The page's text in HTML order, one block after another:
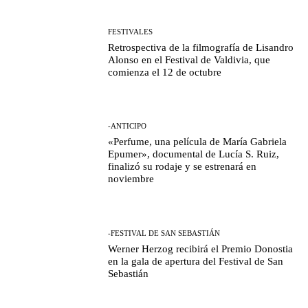
FESTIVALES
Retrospectiva de la filmografía de Lisandro
Alonso en el Festival de Valdivia, que
comienza el 12 de octubre
-ANTICIPO
«Perfume, una película de María Gabriela
Epumer», documental de Lucía S. Ruiz,
finalizó su rodaje y se estrenará en
noviembre
-FESTIVAL DE SAN SEBASTIÁN
Werner Herzog recibirá el Premio Donostia
en la gala de apertura del Festival de San
Sebastián